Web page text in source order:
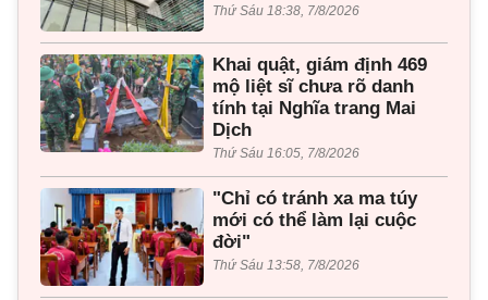
Thứ Sáu 18:38, 7/8/2026
Khai quật, giám định 469
mộ liệt sĩ chưa rõ danh
tính tại Nghĩa trang Mai
Dịch
Thứ Sáu 16:05, 7/8/2026
"Chỉ có tránh xa ma túy
mới có thể làm lại cuộc
đời"
Thứ Sáu 13:58, 7/8/2026